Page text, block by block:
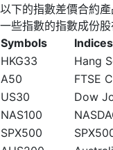
以下的指數差價合約
一些指數的指數成份
Symbols
Indices
HKG33
Hang
A50
FTSE
US30
Dow
NAS100
SPX500